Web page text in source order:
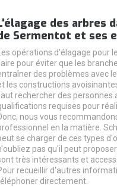
des arbres
Sermentot et ses
opérations d'élagage pour
pour éviter que les
des problèmes avec
les constructions
rechercher des personnes
requises pour
nous vous
en la matière.
se charger de ces types
pas qu'il peut
très intéressants et
recueillir d'autres
directement.